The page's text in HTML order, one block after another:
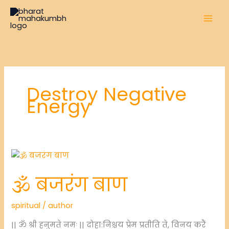
Skip
content
Destroy Negative
Energy
🕉️ बजरंग बाण
spiritual /author
|| ॐ श्री हनुमते नमः || दोहा:निश्चय प्रेम प्रतीति ते, विनय करैं